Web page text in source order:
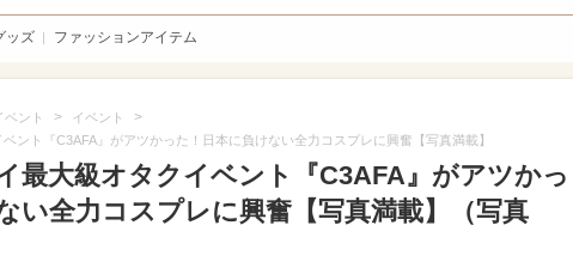
ッズ ファッションアイテム
ベント > イベント >
ント『C3AFA』がアツかった！日本に負けない全力コスプレに興奮【写真満載】
最大級オタクイベント『C3AFA』がアツかっ
い全力コスプレに興奮【写真満載】（写真